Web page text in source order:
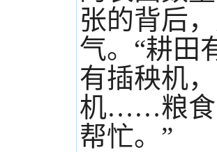
张的背后
气。“耕田
有插秧机
机……粮食
帮忙。 ”